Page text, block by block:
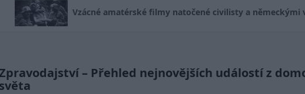
filmy natočené civilisty a německými vojáky během okupace
– Přehled nejnovějších událostí z
světa